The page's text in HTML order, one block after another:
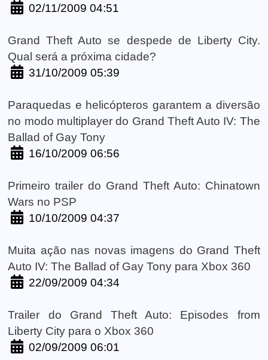
02/11/2009 04:51
Grand Theft Auto se despede de Liberty City.
Qual será a próxima cidade?
31/10/2009 05:39
Paraquedas e helicópteros garantem a diversão
no modo multiplayer do Grand Theft Auto IV: The
Ballad of Gay Tony
16/10/2009 06:56
Primeiro trailer do Grand Theft Auto: Chinatown
Wars no PSP
10/10/2009 04:37
Muita ação nas novas imagens do Grand Theft
Auto IV: The Ballad of Gay Tony para Xbox 360
22/09/2009 04:34
Trailer do Grand Theft Auto: Episodes from
Liberty City para o Xbox 360
02/09/2009 06:01